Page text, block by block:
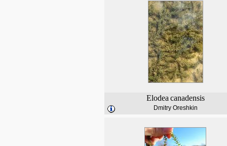
Elodea canadensis
Dmitry Oreshkin